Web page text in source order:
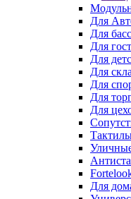
Для
Для
Для
Для
Для
Для
Для
Для
Для